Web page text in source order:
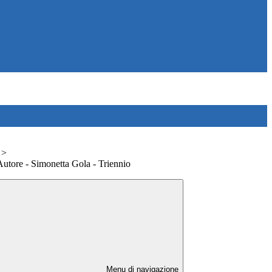
>
- Simonetta Gola - Triennio
Menu di navigazione